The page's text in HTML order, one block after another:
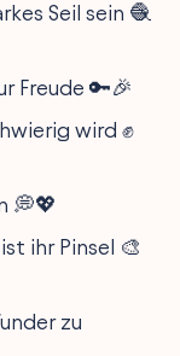
Seil sein 🧶
Freude 🔑🎉
wird ✊
💭💖
ihr Pinsel 🎨
zu